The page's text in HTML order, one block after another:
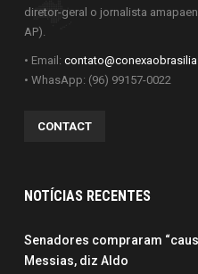
diretor-geral o jornalista
AP).
• Email:
• WhasApp: (96) 99157-0022
CONTACT
NOTÍCIAS RECENTES
Senadores compraram
Messias, diz Aldo